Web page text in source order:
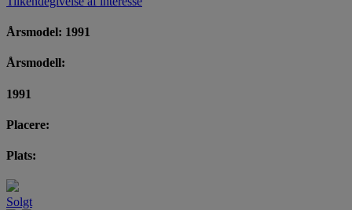
Årsmodel: 1991
Årsmodell:
1991
Placere:
Plats:
Solgt